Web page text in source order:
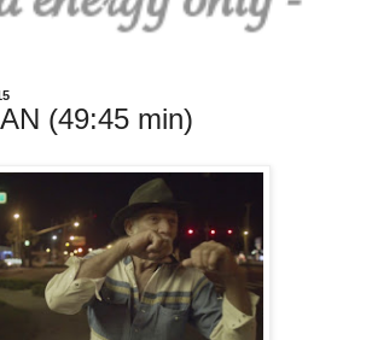
(49:45 min)